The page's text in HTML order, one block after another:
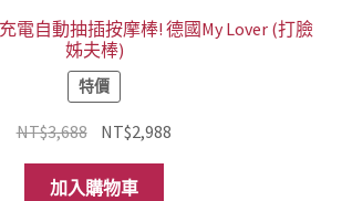
電自動抽插按摩棒! 德國My Lover (打臉
姊夫棒)
特價
NT$3,688 原
始
價
NT$2,988
加入購物車